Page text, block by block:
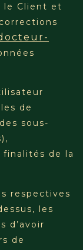
le Client et
de
sous-
finalités de la
respectives
les
d’avoir
de